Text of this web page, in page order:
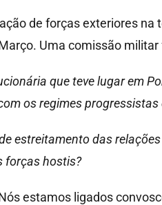
de forças exteriores
Uma comissão
que teve lugar em
os regimes progressistas
estreitamento das
forças hostis?
estamos ligados